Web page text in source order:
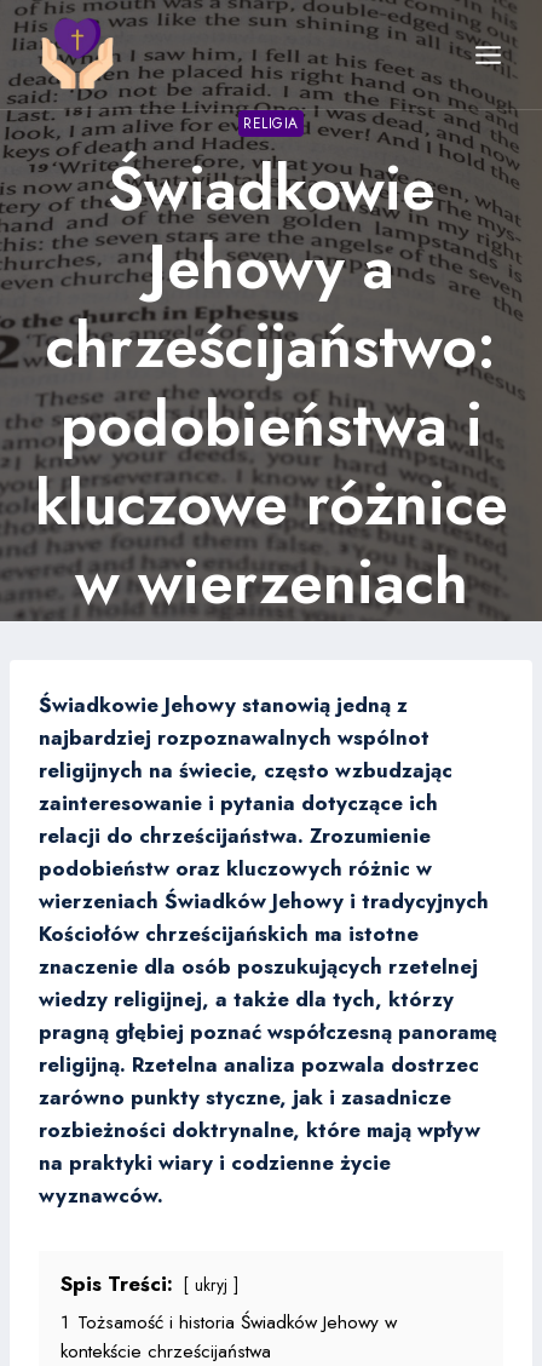
Przejdź
do
treści
RELIGIA
Świadkowie
Jehowy a
chrześcijaństwo:
podobieństwa i
kluczowe różnice
w wierzeniach
Świadkowie Jehowy stanowią jedną z
najbardziej rozpoznawalnych wspólnot
religijnych na świecie, często wzbudzając
zainteresowanie i pytania dotyczące ich
relacji do chrześcijaństwa. Zrozumienie
podobieństw oraz kluczowych różnic w
wierzeniach Świadków Jehowy i tradycyjnych
Kościołów chrześcijańskich ma istotne
znaczenie dla osób poszukujących rzetelnej
wiedzy religijnej, a także dla tych, którzy
pragną głębiej poznać współczesną panoramę
religijną. Rzetelna analiza pozwala dostrzec
zarówno punkty styczne, jak i zasadnicze
rozbieżności doktrynalne, które mają wpływ
na praktyki wiary i codzienne życie
wyznawców.
Spis Treści: ukryj
1 Tożsamość i historia Świadków Jehowy w
kontekście chrześcijaństwa